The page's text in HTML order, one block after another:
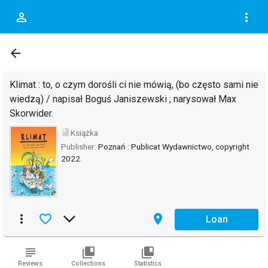
person_outline more_vert
arrow_back
Klimat : to, o czym dorośli ci nie mówią, (bo często sami nie
wiedzą) / napisał Boguś Janiszewski ; narysował Max
Skorwider.
book Książka
Publisher: Poznań : Publicat Wydawnictwo, copyright
2022.
more_vert favorite_border arrow_forward_ios place Loan
subject
Reviews
collections_bookmark
Collections
collections_bookmark
Statistics